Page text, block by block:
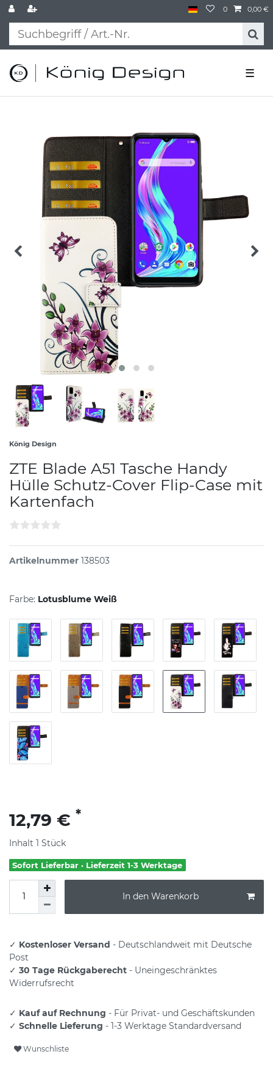
0 0,00 €
☰
König Design
ZTE Blade A51 Tasche Handy
Hülle Schutz-Cover Flip-Case mit
Kartenfach
Artikelnummer 138503
Farbe: Lotusblume Weiß
12,79 € *
Inhalt 1 Stück
Sofort Lieferbar · Lieferzeit 1-3 Werktage
In den Warenkorb
✓ Kostenloser Versand - Deutschlandweit mit Deutsche
Post
✓ 30 Tage Rückgaberecht - Uneingeschränktes
Widerrufsrecht
✓ Kauf auf Rechnung - Für Privat- und Geschäftskunden
✓ Schnelle Lieferung - 1-3 Werktage Standardversand
Wunschliste